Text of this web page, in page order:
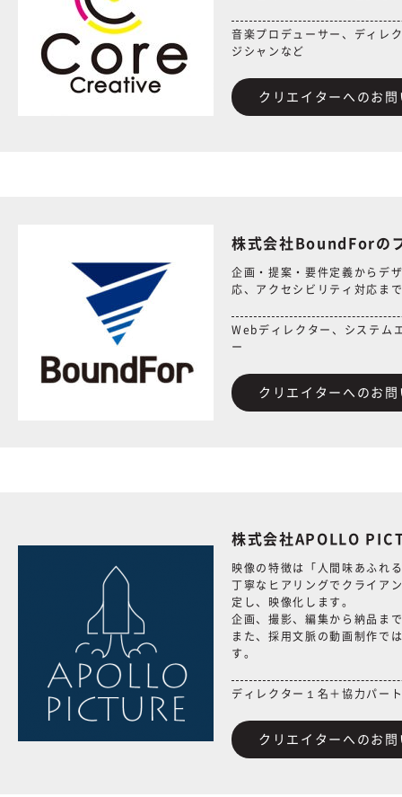
音楽プロデューサー、ディレ
ジシャンなど
クリエイターへのお
株式会社BoundForの
企画・提案・要件定義からデ
応、アクセシビリティ対応ま
Webディレクター、システム
ー
クリエイターへのお
株式会社APOLLO
映像の特徴は「人間味あふれ
丁寧なヒアリングでクライア
定し、映像化します。
企画、撮影、編集から納品ま
また、採用文脈の動画制作で
す。
ディレクター１名＋協力パー
クリエイターへのお